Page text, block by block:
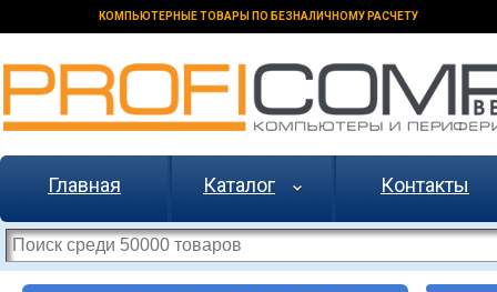
КОМПЬЮТЕРНЫЕ ТОВАРЫ ПО БЕЗНАЛИЧНОМУ РАСЧЕТУ
Главная Каталог Контакты